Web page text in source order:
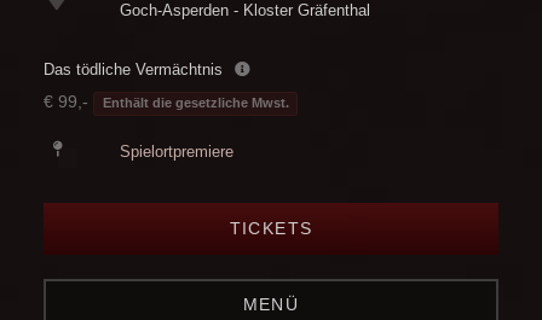
Goch-Asperden - Kloster Gräfenthal
Das tödliche Vermächtnis
€ 99,- Enthält die gesetzliche Mwst.
Spielortpremiere
TICKETS
MENÜ